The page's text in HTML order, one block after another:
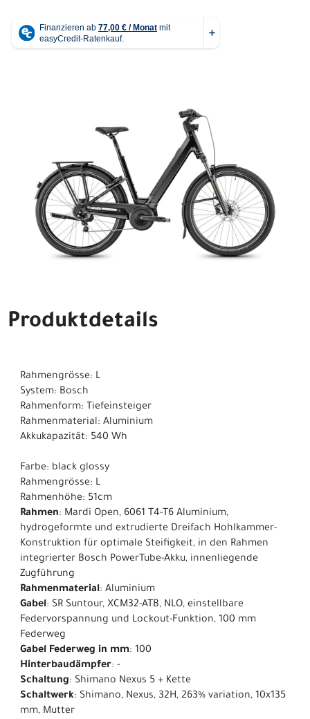
Produktdetails
Rahmengrösse: L
System: Bosch
Rahmenform: Tiefeinsteiger
Rahmenmaterial: Aluminium
Akkukapazität: 540 Wh
Farbe: black glossy
Rahmengrösse: L
Rahmenhöhe: 51cm
Rahmen: Mardi Open, 6061 T4-T6 Aluminium,
hydrogeformte und extrudierte Dreifach Hohlkammer-
Konstruktion für optimale Steifigkeit, in den Rahmen
integrierter Bosch PowerTube-Akku, innenliegende
Zugführung
Rahmenmaterial: Aluminium
Gabel: SR Suntour, XCM32-ATB, NLO, einstellbare
Federvorspannung und Lockout-Funktion, 100 mm
Federweg
Gabel Federweg in mm: 100
Hinterbaudämpfer: -
Schaltung: Shimano Nexus 5 + Kette
Schaltwerk: Shimano, Nexus, 32H, 263% variation, 10x135
mm, Mutter